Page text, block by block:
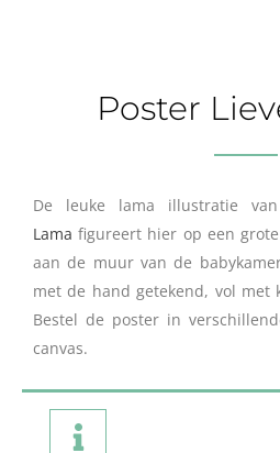
Poster
De leuke lama illustratie van
Lama figureert hier op een
aan de muur van de
met de hand getekend, vol met
Bestel de poster in
canvas.